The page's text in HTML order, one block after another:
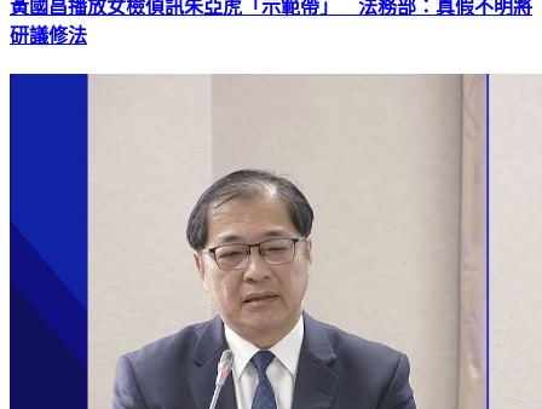
黃國昌播放女檢偵訊朱亞虎「示範帶」 法務部：真假不明將
研議修法